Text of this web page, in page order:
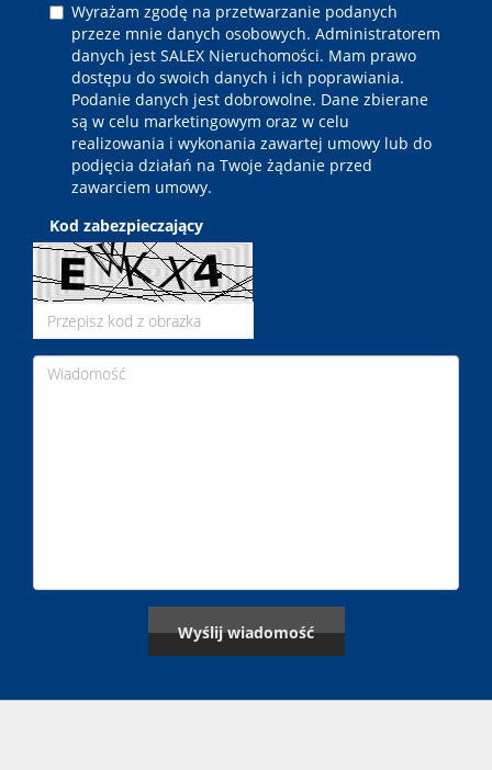
Wyrażam zgodę na przetwarzanie podanych
przeze mnie danych osobowych. Administratorem
danych jest SALEX Nieruchomości. Mam prawo
dostępu do swoich danych i ich poprawiania.
Podanie danych jest dobrowolne. Dane zbierane
są w celu marketingowym oraz w celu
realizowania i wykonania zawartej umowy lub do
podjęcia działań na Twoje żądanie przed
zawarciem umowy.
Kod zabezpieczający